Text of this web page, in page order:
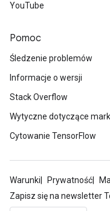
YouTube
Pomoc
Śledzenie problemów
Informacje o wersji
Stack Overflow
Wytyczne dotyczące
Cytowanie TensorFlow
Warunki Prywatność
Zapisz się na newsletter